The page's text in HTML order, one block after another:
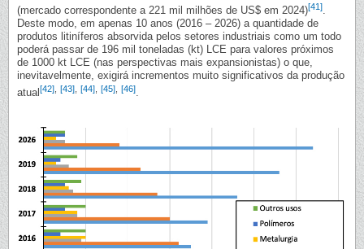
(mercado correspondente a 221 mil milhões de US$ em 2024)[41].
Deste modo, em apenas 10 anos (2016 – 2026) a quantidade de
produtos litiníferos absorvida pelos setores industriais como um todo
poderá passar de 196 mil toneladas (kt) LCE para valores próximos
de 1000 kt LCE (nas perspectivas mais expansionistas) o que,
inevitavelmente, exigirá incrementos muito significativos da produção
atual[42] [43] [44] [45] [46].